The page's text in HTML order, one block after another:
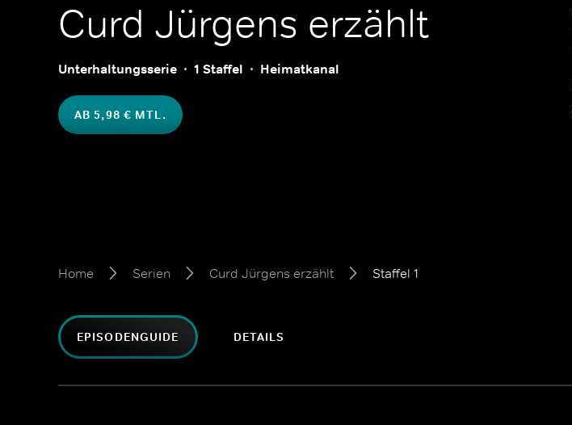
Curd Jürgens erzählt
Unterhaltungsserie 1 Staffel Heimatkanal
AB 5,98 € MTL.
Home Serien Curd Jürgens erzählt Staffel 1
EPISODENGUIDE DETAILS